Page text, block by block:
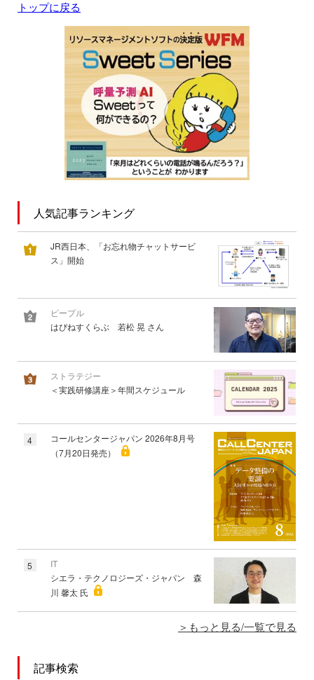
トップに戻る
人気記事ランキング
JR西日本、「お忘れ物チャットサービ
ス」開始
ピープル
はぴねすくらぶ 若松 晃 さん
ストラテジー
＜実践研修講座＞年間スケジュール
4
コールセンタージャパン 2026年8月号
（7月20日発売）
5
IT
シエラ・テクノロジーズ・ジャパン 森
川 馨太 氏
もっと見る/一覧で見る
記事検索